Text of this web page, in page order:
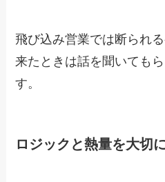
飛び込み営業では断られ
来たときは話を聞いても
す。
ロジックと熱量を大切